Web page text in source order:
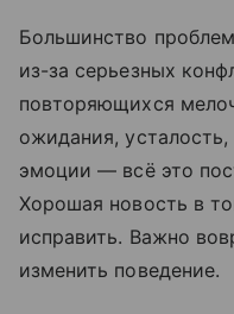
Большинство
из-за серьезных
повторяющихся
ожидания,
эмоции — всё это
Хорошая новость в
исправить. Важно
изменить поведение.